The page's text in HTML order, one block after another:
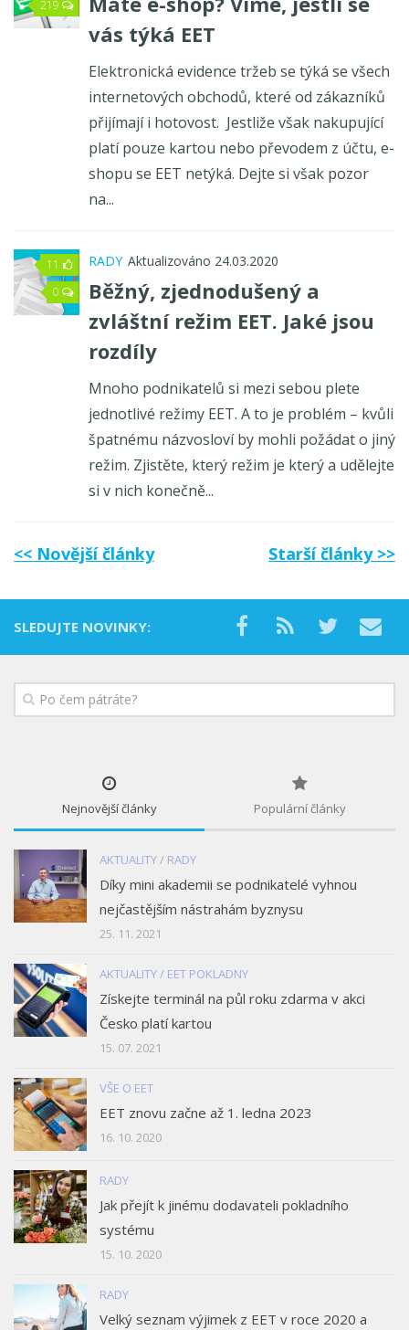
219
vás týká EET
Elektronická evidence tržeb se týká se všech
internetových obchodů, které od zákazníků
přijímají i hotovost. Jestliže však nakupující
platí pouze kartou nebo převodem z účtu, e-
shopu se EET netýká. Dejte si však pozor
na...
11
0
RADY Aktualizováno 24.03.2020
Běžný, zjednodušený a
zvláštní režim EET. Jaké jsou
rozdíly
Mnoho podnikatelů si mezi sebou plete
jednotlivé režimy EET. A to je problém – kvůli
špatnému názvosloví by mohli požádat o jiný
režim. Zjistěte, který režim je který a udělejte
si v nich konečně...
<< Novější články Starší články >>
SLEDUJTE NOVINKY:
Nejnovější články Populární články
AKTUALITY/ RADY
Díky mini akademii se podnikatelé vyhnou
nejčastějším nástrahám byznysu
25. 11. 2021
AKTUALITY/ EET POKLADNY
Získejte terminál na půl roku zdarma v akci
Česko platí kartou
15. 07. 2021
VŠE O EET
EET znovu začne až 1. ledna 2023
16. 10. 2020
RADY
Jak přejít k jinému dodavateli pokladního
systému
15. 10. 2020
RADY
Velký seznam výjimek z EET v roce 2020 a